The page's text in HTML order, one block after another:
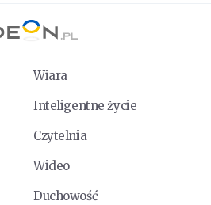
Wiara
Inteligentne życie
Czytelnia
Wideo
Duchowość